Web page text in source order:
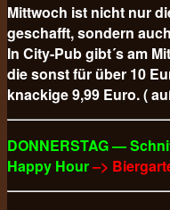
Mittwoch ist nicht nur
geschafft, sondern
In City-Pub gibt´s am
die sonst für über 10
knackige 9,99 Euro. (
DONNERSTAG —
Happy Hour–>